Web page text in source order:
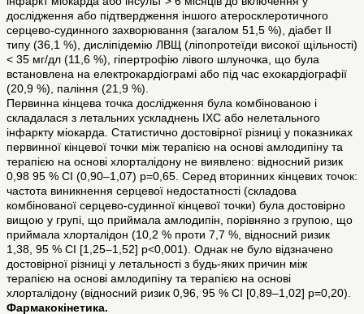
дослідження або підтвердження іншого атеросклеротичного
серцево-судинного захворювання (загалом 51,5 %), діабет ІІ
типу (36,1 %), дисліпідемію ЛВЩ (ліпопротеїди високої щільності)
< 35 мг/дл (11,6 %), гіпертрофію лівого шлуночка, що була
встановлена на електрокардіограмі або під час ехокардіографії
(20,9 %), паління (21,9 %).
Первинна кінцева точка дослідження була комбінованою і
складалася з летальних ускладнень ІХС або нелетального
інфаркту міокарда. Статистично достовірної різниці у показниках
первинної кінцевої точки між терапією на основі амлодипіну та
терапією на основі хлорталідону не виявлено: відносний ризик
0,98 95 % СІ (0,90–1,07) р=0,65. Серед вторинних кінцевих точок:
частота виникнення серцевої недостатності (складова
комбінованої серцево-судинної кінцевої точки) була достовірно
вищою у групі, що приймала амлодипін, порівняно з групою, що
приймала хлорталідон (10,2 % проти 7,7 %, відносний ризик
1,38, 95 % СІ [1,25–1,52] p<0,001). Однак не було відзначено
достовірної різниці у летальності з будь-яких причин між
терапією на основі амлодипіну та терапією на основі
хлорталідону (відносний ризик 0,96, 95 % СІ [0,89–1,02] р=0,20).
Фармакокінетика.